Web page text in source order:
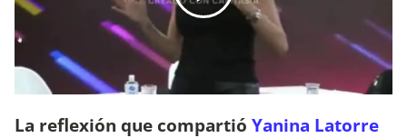
La reflexión que compartió Yanina Latorre